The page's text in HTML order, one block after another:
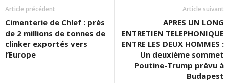
Article précédent
Cimenterie de Chlef : près
de 2 millions de tonnes de
clinker exportés vers
l’Europe
Article suivant
APRES UN LONG
ENTRETIEN TELEPHONIQUE
ENTRE LES DEUX HOMMES :
Un deuxième sommet
Poutine-Trump prévu à
Budapest